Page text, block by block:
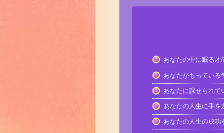
あなたの中に眠る才
あなたがもっている
あなたに課せられて
あなたの人生に手を
あなたの人生の成功